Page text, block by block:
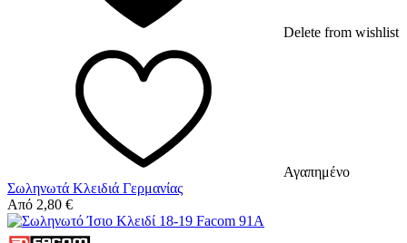
Delete from wishlist
Αγαπημένο
Σωληνωτά Κλειδιά Γερμανίας
Από 2,80 €